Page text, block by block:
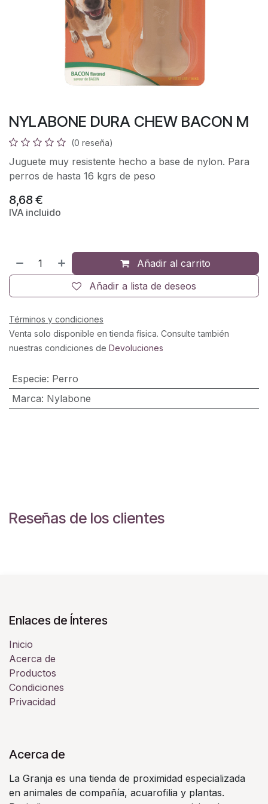
NYLABONE DURA CHEW BACON M
(0 reseña)
Juguete muy resistente hecho a base de nylon. Para
perros de hasta 16 kgrs de peso
8,68€
IVA incluido
Añadir al carrito
Añadir a lista de deseos
Términos y condiciones
Venta solo disponible en tienda física. Consulte también
nuestras condiciones de Devoluciones
Especie: Perro
Marca: Nylabone
Reseñas de los clientes
Enlaces de Ínteres
Inicio
Acerca de
Productos
Condiciones
Privacidad
Acerca de
La Granja es una tienda de proximidad especializada
en animales de compañía, acuarofilia y plantas.